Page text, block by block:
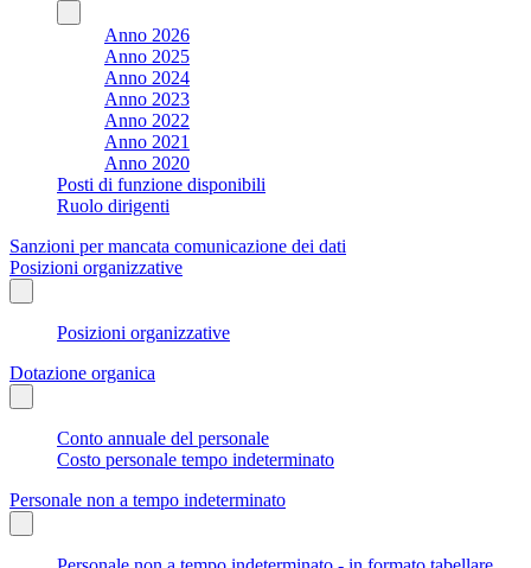
Anno 2026
Anno 2025
Anno 2024
Anno 2023
Anno 2022
Anno 2021
Anno 2020
Posti di funzione disponibili
Ruolo dirigenti
Sanzioni per mancata comunicazione dei dati
Posizioni organizzative
Posizioni organizzative
Dotazione organica
Conto annuale del personale
Costo personale tempo indeterminato
Personale non a tempo indeterminato